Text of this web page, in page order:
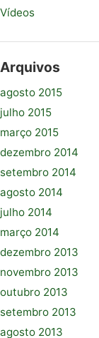
Vídeos
Arquivos
agosto 2015
julho 2015
março 2015
dezembro 2014
setembro 2014
agosto 2014
julho 2014
março 2014
dezembro 2013
novembro 2013
outubro 2013
setembro 2013
agosto 2013